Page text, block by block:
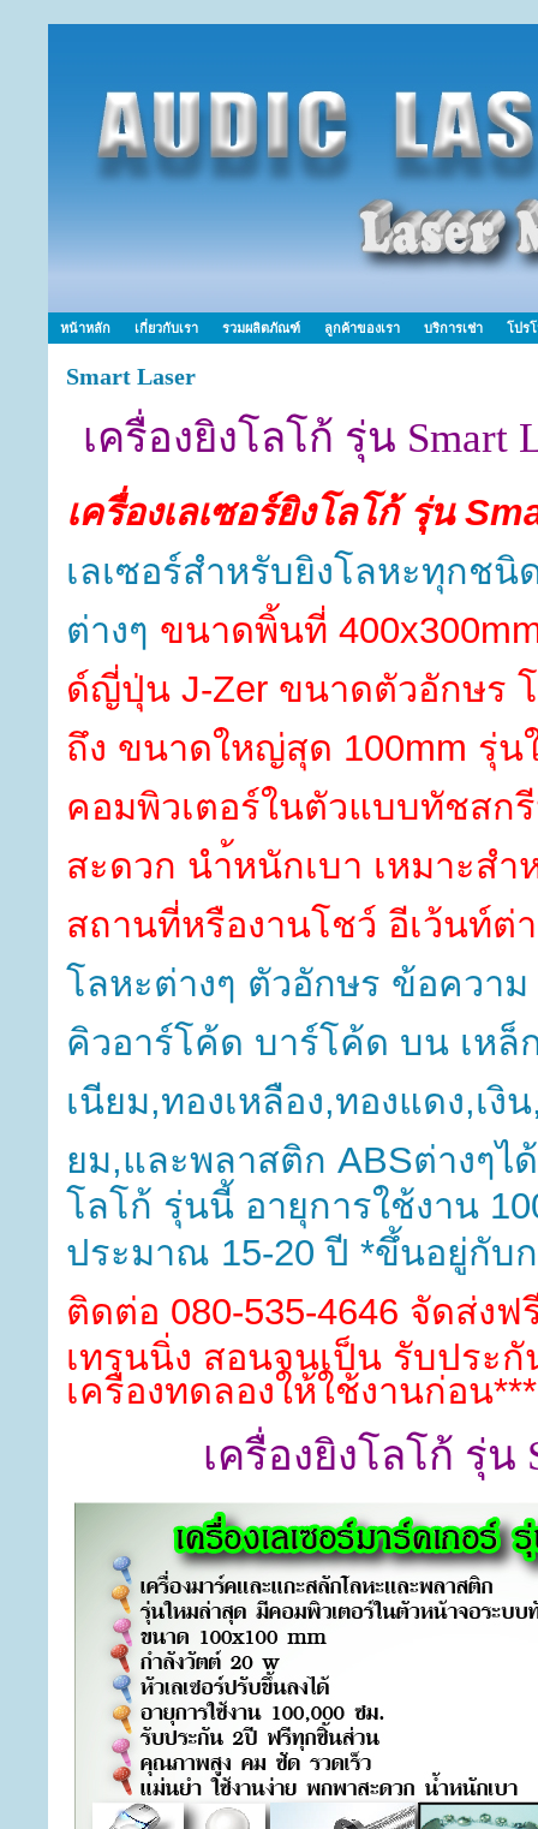
หน้าหลัก เกี่ยวกับเรา รวมผลิตภัณฑ์ ลูกค้าของเรา บริการเช่า โปร
Smart Laser
เครื่องยิงโลโก้ รุ่น Smart
เครื่องเลเซอร์ยิงโลโก้ รุ่น
เลเซอร์สำหรับยิงโลหะทุกช
ต่างๆ ขนาดพิ้นที่
ด์ญี่ปุ่น J-Zer ขนาดตัวอักษร
ถึง ขนาดใหญ่สุด 100mm รุ่น
คอมพิวเตอร์ในตัวแบบทัชสก
สะดวก นำ้หนักเบา เหมาะส
สถานที่หรืองานโชว์ อีเว้นท์ต่
โลหะต่างๆ ตัวอักษร ข้อความ
คิวอาร์โค้ด บาร์โค้ด บน เหล็
เนียม,ทองเหลือง,ทองแดง,เงิ
ยม,และพลาสติก ABSต่างๆได้
โลโก้ รุ่นนี้ อายุการใช้งาน
ประมาณ 15-20 ปี *ขึ้นอยู่กับ
ติดต่อ 080-535-4646 จัดส่งฟ
เทรนนิ่ง สอนจนเป็น รับประ
เครื่องทดลองให้ใช้งานก่อน***
เครื่องยิงโลโก้ รุ่น